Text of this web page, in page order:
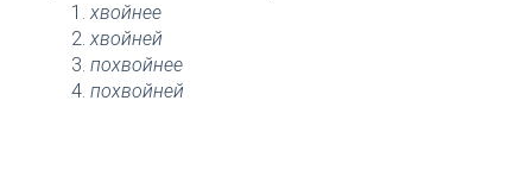
хвойнее
хвойней
похвойнее
похвойней